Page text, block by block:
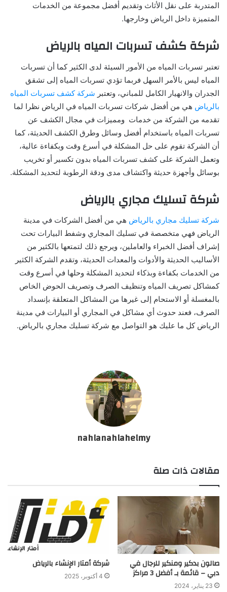
المتدربة على نقل الأثاث وتقديم أفضل مجموعة من الخدمات
المتميزة داخل الرياض وخارجها.
شركة كشف تسربات المياه بالرياض
تعتبر تسربات المياه من الأمور السيئة لدى الكثير كما أن تسربات
المياه ليس بالأمر السهل فربما تؤدي تسربات المياه إلى تشقق
الجدران والانهيار الكامل للمباني، وتعتبر شركة كشف تسربات المياه
بالرياض هي من أفضل شركات تسربات المياه في الرياض نظرا لما
تقدمه من الشركة من خدمات ومميزات في مجال الكشف عن
تسربات المياه باستخدام أفضل وسائل وطرق الكشف الحديثة، كما
أن الشركة تقوم على حل المشكلة في أسرع وقت وبكفاءة عالية،
وتعمل الشركة على كشف تسربات المياه بدون تكسير أو تخريب
بوسائل وأجهزة حديثة واكتشاف مدى ودقة الرطوبة لتحديد المشكلة.
شركة تسليك مجاري بالرياض
شركة تسليك مجاري بالرياض هي من أفضل الشركات في مدينة
الرياض فهي متخصصة في تسليك المجاري وشفط البيارات تحت
إشراف أفضل الخبراء والعاملين، ويرجع ذلك لتمتعها بالكثير من
الأساليب الحديثة والأدوات والمعدات الحديثة، وتقدم الشركة الكثير
من الخدمات بكفاءة وبذكاء لتحديد المشكلة وحلها في أسرع وقت
كمشاكل تصريف المياه وتنظيف الصرف وتصريف الحوض الخاص
بالمغسلة أو الاستحام إلى غيرها من المشاكل المتعلقة بإنسداد
الصرف، فعند حدوث أي مشاكل في المجاري أو البيارات في مدينة
الرياض كل ما عليك هو التواصل مع شركة تسليك مجاري بالرياض.
nahlanahlahelmy
مقالات ذات صلة
صالون بدكير ومنكير للرجال في
دبي – قائمة بـ أفضل 3 مراكز
23 يناير، 2024
شركة أمتار الإنشاء بالرياض
4 أكتوبر، 2025